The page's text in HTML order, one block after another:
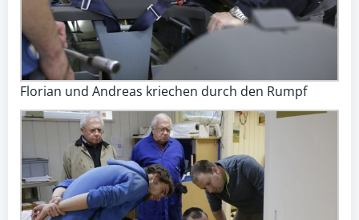
Florian und Andreas kriechen durch den Rumpf